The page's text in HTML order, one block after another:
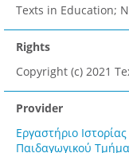
Texts in Education;
Rights
Copyright (c) 2021
Provider
Εργαστήριο
Παιδαγωγικού